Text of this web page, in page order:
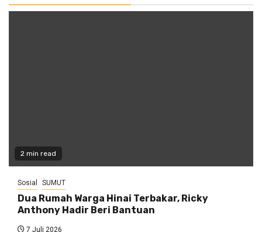
2 min read
Sosial SUMUT
Dua Rumah Warga Hinai Terbakar, Ricky
Anthony Hadir Beri Bantuan
7 Juli 2026